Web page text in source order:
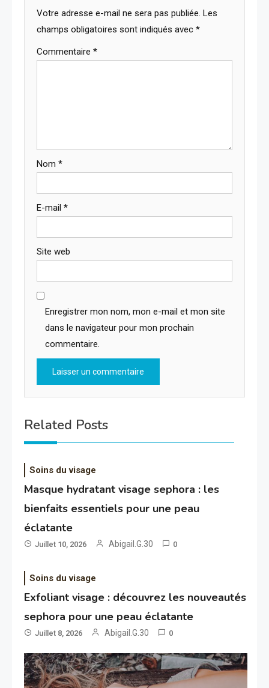
Votre adresse e-mail ne sera pas publiée. Les
champs obligatoires sont indiqués avec *
Commentaire *
Nom *
E-mail *
Site web
Enregistrer mon nom, mon e-mail et mon site
dans le navigateur pour mon prochain
commentaire.
Related Posts
Soins du visage
Masque hydratant visage sephora : les
bienfaits essentiels pour une peau
éclatante
Juillet 10, 2026 Abigail.G.30 0
Soins du visage
Exfoliant visage : découvrez les nouveautés
sephora pour une peau éclatante
Juillet 8, 2026 Abigail.G.30 0